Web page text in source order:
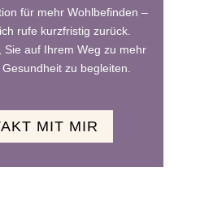
für mehr Wohlbefinden –
rufe kurzfristig zurück.
Sie auf Ihrem Weg zu mehr
zu begleiten.
MIT MIR